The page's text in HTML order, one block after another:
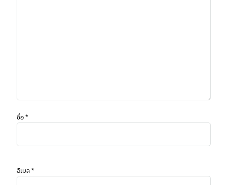
ชื่อ*
อีเมล*